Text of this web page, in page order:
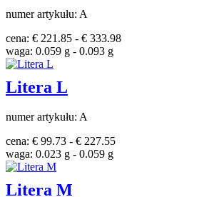
numer artykułu: A
cena: € 221.85 - € 333.98
waga: 0.059 g - 0.093 g
Litera L
numer artykułu: A
cena: € 99.73 - € 227.55
waga: 0.023 g - 0.059 g
Litera M